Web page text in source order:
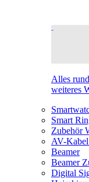
Alles
weiteres
Smart
Zubehör
AV-
Beamer
Beamer
Digital